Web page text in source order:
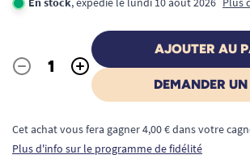
Quantité
- +
AJOUTER AU
DEMANDER
Cet achat vous fera gagner 4,00 € dans votre
Plus d'info sur le programme de fidélité